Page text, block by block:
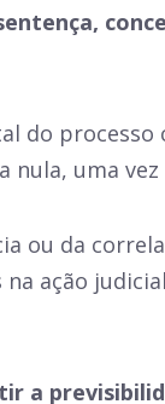
do
nula, uma
ou da
ação
a